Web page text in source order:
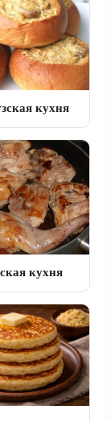
кухня
кухня